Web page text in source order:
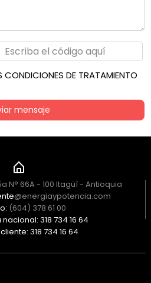
CONDICIONES DE TRATAMIENTO
mensaje
N° 66A - 100 Itagüí - Antioquia
@energiaypotencia.com
(604) 378 61 00
318 734 16 64
318 734 16 64